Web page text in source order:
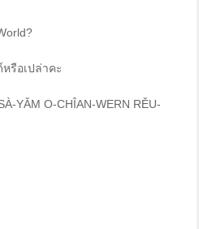
รือเปล่าคะ
YǍM O-CHÎAN-WERN RĚU-